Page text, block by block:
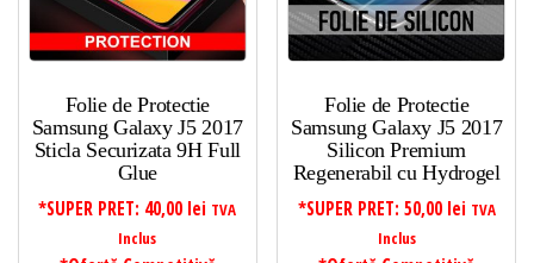
mare
Folie de Protectie
Samsung Galaxy J5 2017
Sticla Securizata 9H Full
Glue
*SUPER PRET: 40,00 lei TVA
Inclus
Folie de Protectie
Samsung Galaxy J5 2017
Silicon Premium
Regenerabil cu Hydrogel
*SUPER PRET: 50,00 lei TVA
Inclus